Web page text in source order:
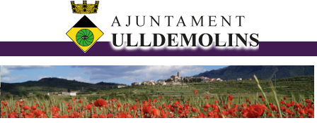
contingut
ulldemolins.cat